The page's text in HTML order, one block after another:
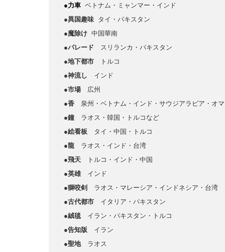
●力車 ベトナム・ミャンマー・インド
●異国趣味 タイ・パキスタン
●魔除け 中国華南
●パレード スリランカ・パキスタン
●地下都市 トルコ
●神流し インド
●市場 広州
●香 泉州・ベトナム・インド・サウジアラビア・オ
●鐘 ラオス・韓国・トルコなど
●絵看板 タイ・中国・トルコ
●龍 ラオス・インド・台湾
●飛天 トルコ・インド・中国
●英雄 インド
●獅咬剣 ラオス・マレーシア・インドネシア・台湾
●古代都市 イタリア・パキスタン
●絨毯 イラン・パキスタン・トルコ
●告知版 イラン
●聖地 ラオス